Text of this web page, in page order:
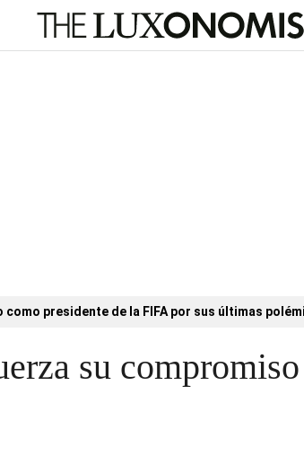
presidente de la FIFA por sus últimas
su